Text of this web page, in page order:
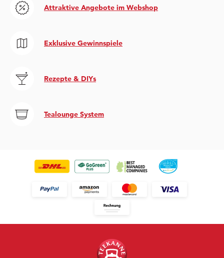
Attraktive Angebote im Webshop
Exklusive Gewinnspiele
Rezepte & DIYs
Tealounge System